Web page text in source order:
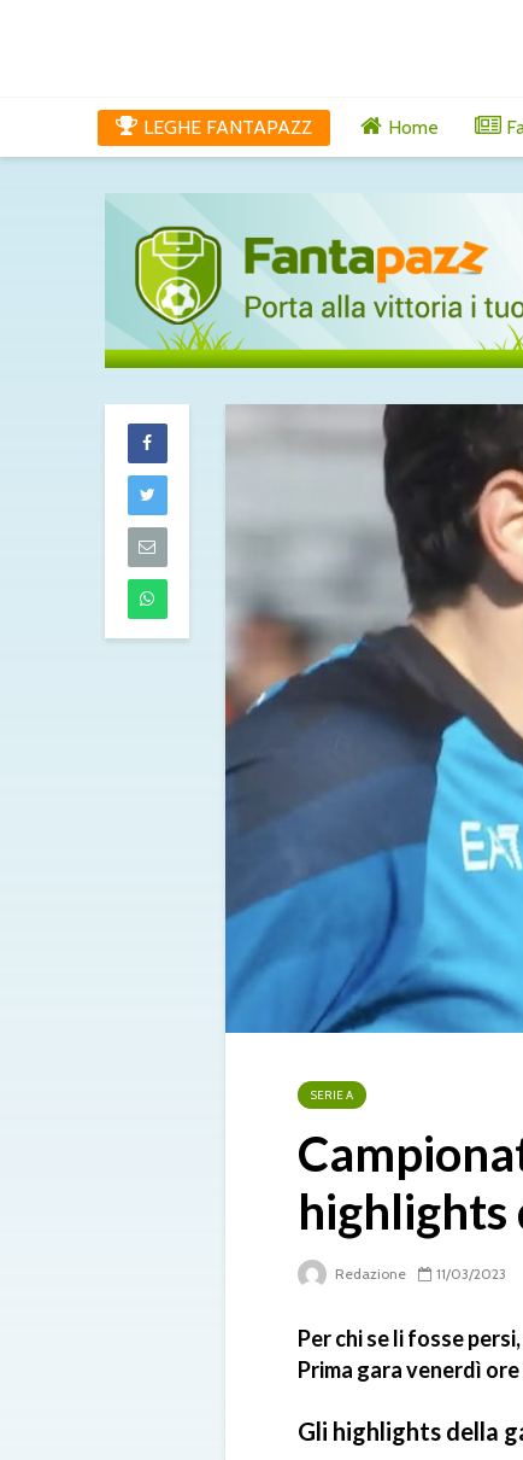
LEGHE FANTAPAZZ Home
SERIE A
highlights
Redazione 11/03/2023
Per chi se li fosse
Prima gara venerdì
Gli highlights della
Maldini al
chiuso: c’è
06/08/
Touré al
accordo
mediche in
06/08/
Tutti gli
di
05/08/